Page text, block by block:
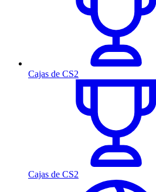
Cajas de CS2
Cajas de CS2